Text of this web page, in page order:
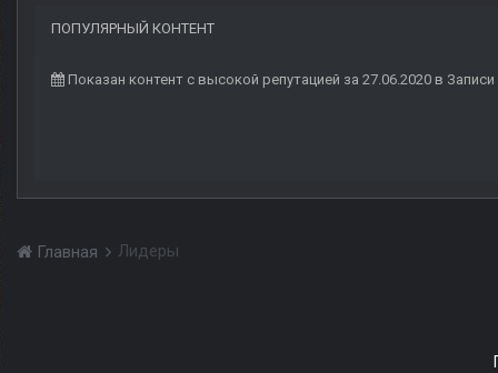
ПОПУЛЯРНЫЙ КОНТЕНТ
Показан контент с высокой репутацией за 27.06.2020 в Записи
Главная Лидеры